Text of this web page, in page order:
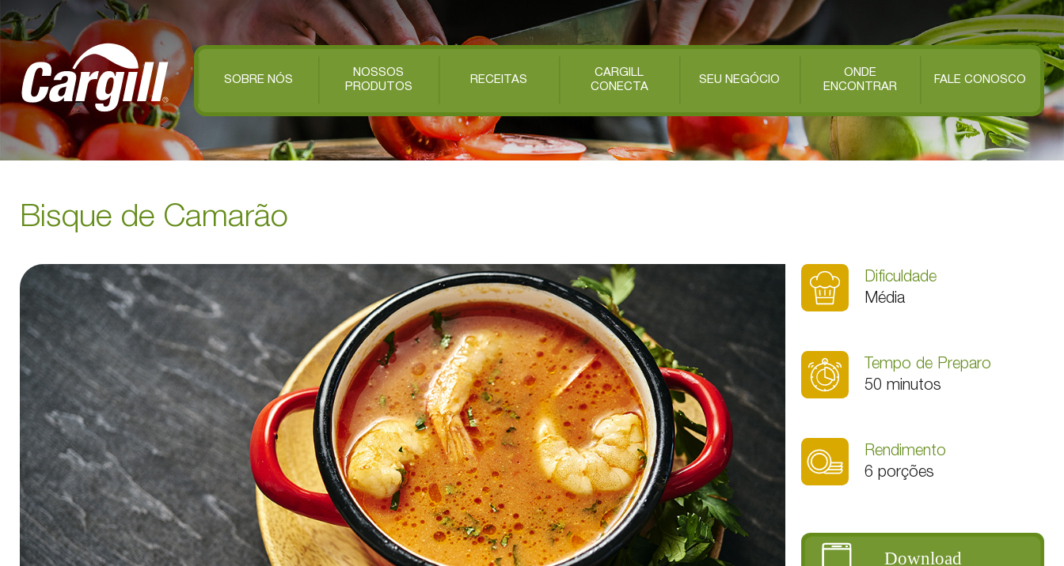
SOBRE NÓS
NOSSOS
PRODUTOS
RECEITAS
CARGILL
CONECTA
SEU NEGÓCIO
ONDE
ENCONTRAR
FALE CONOSCO
Bisque de Camarão
Dificuldade
Média
Tempo de Preparo
50 minutos
Rendimento
6 porções